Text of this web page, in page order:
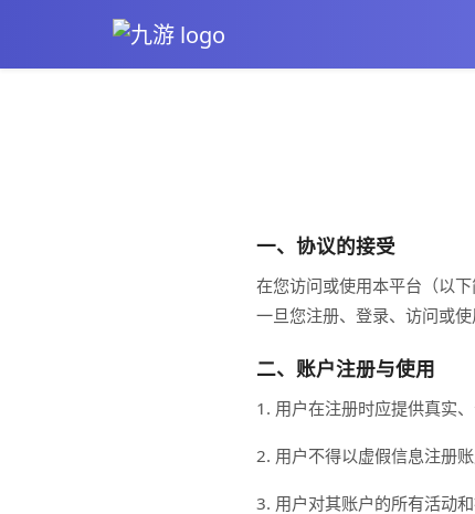
一、协议的接受
在您访问或使用本平台（以下
一旦您注册、登录、访问或
二、账户注册与使用
1. 用户在注册时应提供真实
2. 用户不得以虚假信息注册
3. 用户对其账户的所有活动